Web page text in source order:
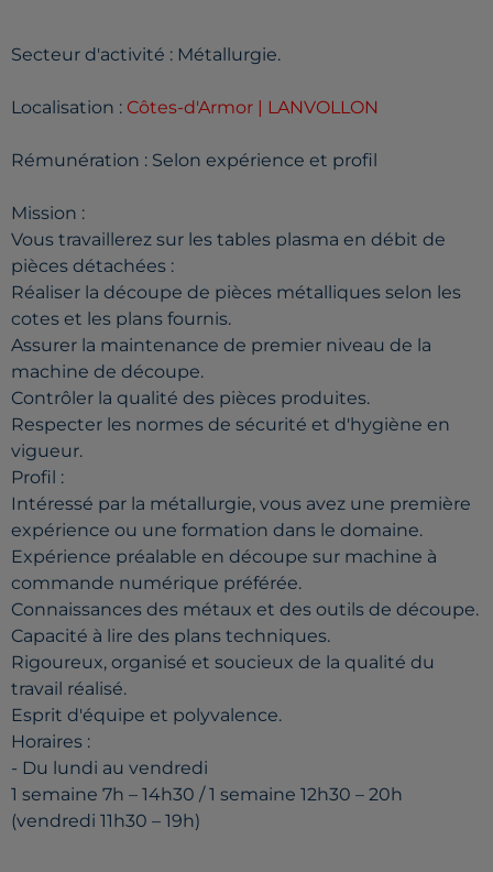
Secteur d'activité : Métallurgie.
Localisation : Côtes-d'Armor | LANVOLLON
Rémunération : Selon expérience et profil
Mission :
Vous travaillerez sur les tables plasma en débit de
pièces détachées :
Réaliser la découpe de pièces métalliques selon les
cotes et les plans fournis.
Assurer la maintenance de premier niveau de la
machine de découpe.
Contrôler la qualité des pièces produites.
Respecter les normes de sécurité et d'hygiène en
vigueur.
Profil :
Intéressé par la métallurgie, vous avez une première
expérience ou une formation dans le domaine.
Expérience préalable en découpe sur machine à
commande numérique préférée.
Connaissances des métaux et des outils de découpe.
Capacité à lire des plans techniques.
Rigoureux, organisé et soucieux de la qualité du
travail réalisé.
Esprit d'équipe et polyvalence.
Horaires :
- Du lundi au vendredi
1 semaine 7h – 14h30 / 1 semaine 12h30 – 20h
(vendredi 11h30 – 19h)